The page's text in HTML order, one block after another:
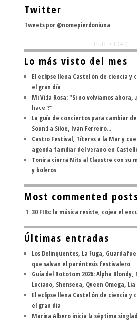
Twitter
Tweets por @nomepierdoniuna
PUBLICIDAD
Lo más visto del mes
El eclipse llena Castellón de ciencia
el gran día
Mi Vida Rosa: "Si no volvíamos ahora,
hacer?"
La guía de conciertos para cambiar
Sound a Siloé, Iván Ferreiro...
Castro Festival, Títeres a la Mar y
agenda familiar del verano en
Tonina cierra Nits al Claustre con su
y boleros
Most commented posts
30 FIBs: la música resiste, cojea el
Últimas entradas
Los Delinqüentes, La Fuga,
que salvan el paréntesis festivalero
Guía del Rototom 2026: Alpha
Luciano, Shenseea, Queen Omega, Lia
El eclipse llena Castellón de ciencia
el gran día
Marina Albero inicia la séptima